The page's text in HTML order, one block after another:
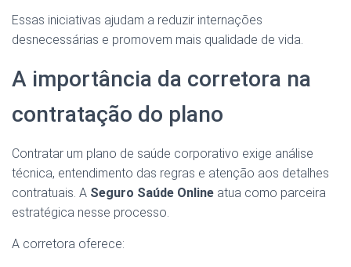
Essas iniciativas ajudam a reduzir internações
desnecessárias e promovem mais qualidade de vida.
A importância da corretora na
contratação do plano
Contratar um plano de saúde corporativo exige análise
técnica, entendimento das regras e atenção aos detalhes
contratuais. A Seguro Saúde Online atua como parceira
estratégica nesse processo.
A corretora oferece: